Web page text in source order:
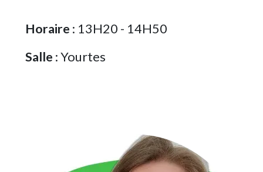
Horaire : 13H20 - 14H50
Salle : Yourtes